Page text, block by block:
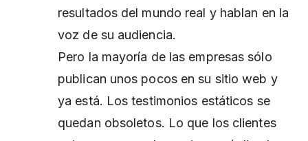
resultados del mundo real y hablan en la
voz de su audiencia.
Pero la mayoría de las empresas sólo
publican unos pocos en su sitio web y
ya está. Los testimonios estáticos se
quedan obsoletos. Lo que los clientes